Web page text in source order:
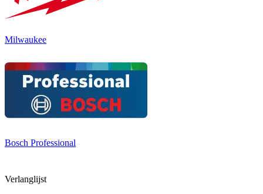
Milwaukee
Bosch Professional
Verlanglijst